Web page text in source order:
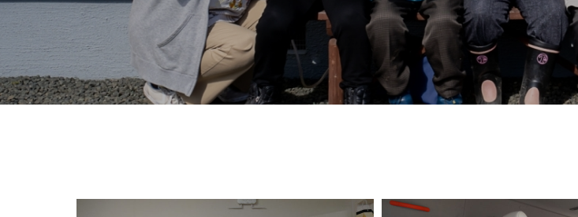
秋のドライブ
高齢者等共同住宅 みんとの里
青空散髪
高齢者等共同住宅 みんとの里
合同
高齢